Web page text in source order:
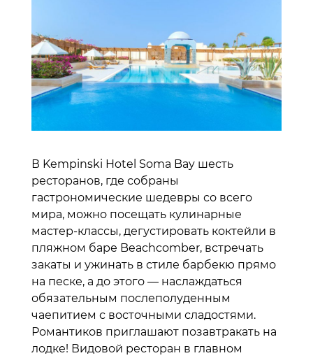
В Kempinski Hotel Soma Bay шесть
ресторанов, где собраны
гастрономические шедевры со всего
мира, можно посещать кулинарные
мастер-классы, дегустировать коктейли в
пляжном баре Beachcomber, встречать
закаты и ужинать в стиле барбекю прямо
на песке, а до этого — наслаждаться
обязательным послеполуденным
чаепитием с восточными сладостями.
Романтиков приглашают позавтракать на
лодке! Видовой ресторан в главном